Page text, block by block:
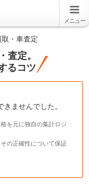
メニュー
・車査定
査定。
るコツ
ませんでした。
を元に独自の集計ロジ
の正確性について保証